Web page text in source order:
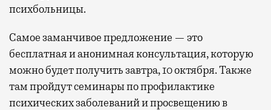
психбольницы.
Самое заманчивое предложение — это
бесплатная и анонимная консультация, которую
можно будет получить завтра, 10 октября. Также
там пройдут семинары по профилактике
психических заболеваний и просвещению в